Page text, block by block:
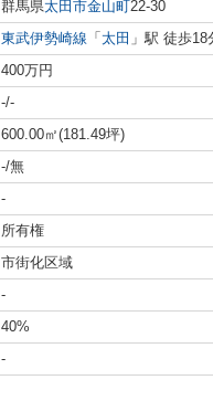
群馬県太田市金山町22-30
東武伊勢崎線 「 太田 」駅 徒歩18
400万円
-/-
600.00㎡(181.49坪)
-/無
-
所有権
市街化区域
-
40%
-